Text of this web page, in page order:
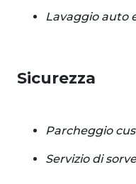
Lavaggio auto
Sicurezza
Parcheggio
Servizio di